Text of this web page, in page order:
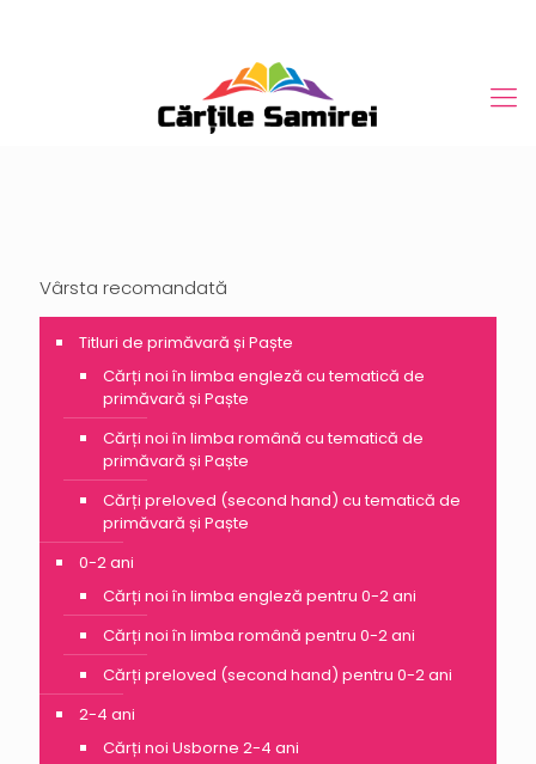
Vârsta recomandată
Titluri de primăvară și Paște
Cărți noi în limba engleză cu tematică de
primăvară și Paște
Cărți noi în limba română cu tematică de
primăvară și Paște
Cărți preloved (second hand) cu tematică de
primăvară și Paște
0-2 ani
Cărți noi în limba engleză pentru 0-2 ani
Cărți noi în limba română pentru 0-2 ani
Cărți preloved (second hand) pentru 0-2 ani
2-4 ani
Cărți noi Usborne 2-4 ani